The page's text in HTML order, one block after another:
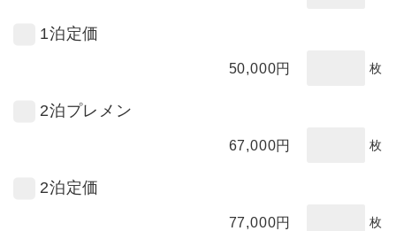
1泊定価
50,000円 枚
2泊プレメン
67,000円 枚
2泊定価
77,000円 枚